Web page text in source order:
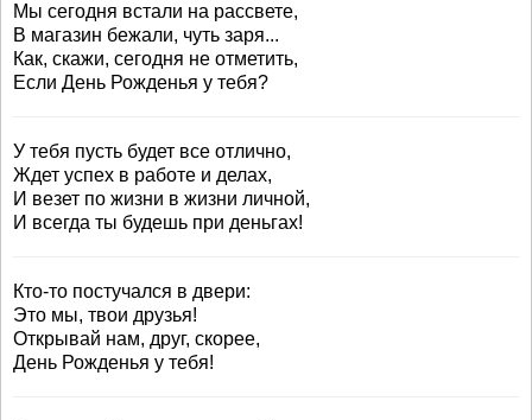
Мы сегодня встали на рассвете,
В магазин бежали, чуть заря...
Как, скажи, сегодня не отметить,
Если День Рожденья у тебя?
У тебя пусть будет все отлично,
Ждет успех в работе и делах,
И везет по жизни в жизни личной,
И всегда ты будешь при деньгах!
Кто-то постучался в двери:
Это мы, твои друзья!
Открывай нам, друг, скорее,
День Рожденья у тебя!